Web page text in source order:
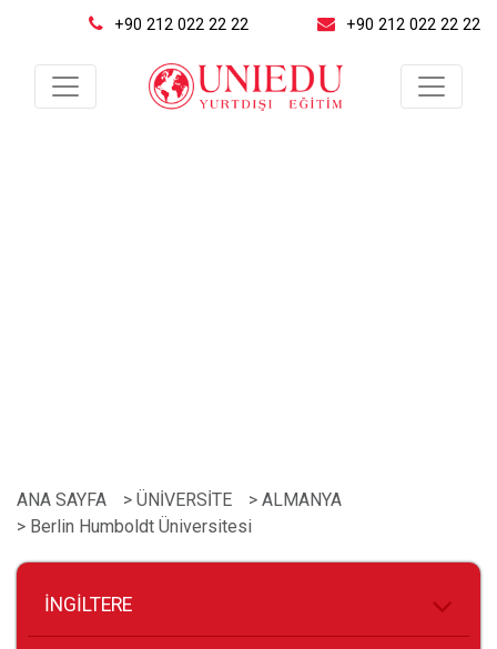
+90 212 022 22 22 +90 212 022 22 22
ANA SAYFA > ÜNİVERSİTE
> ALMANYA
> Berlin Humboldt Üniversitesi
İNGİLTERE